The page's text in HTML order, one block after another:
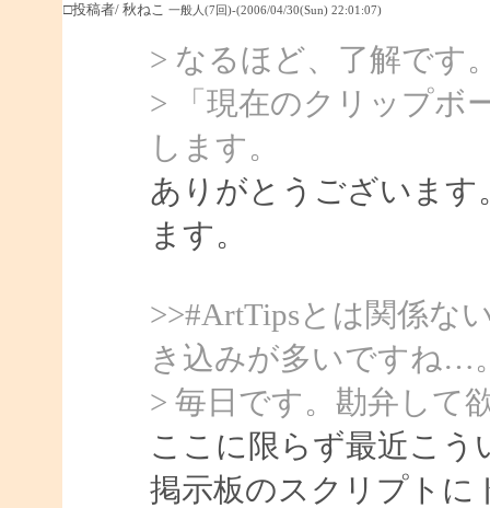
□投稿者/ 秋ねこ 一般人(7回)-(2006/04/30(Sun) 22:01:07)
> なるほど、了解です
> 「現在のクリップボ
します。
ありがとうございま
ます。
>>#ArtTipsとは関係な
き込みが多いですね…
> 毎日です。勘弁して
ここに限らず最近こ
掲示板のスクリプトに